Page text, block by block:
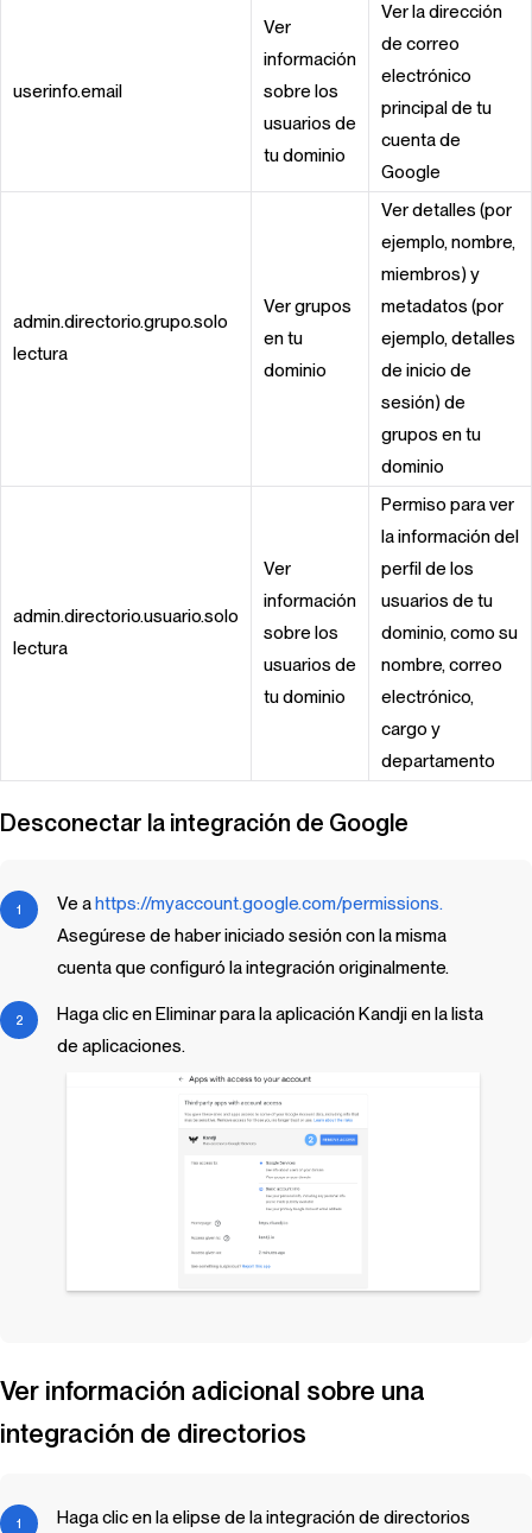
userinfo.email
Ver
información
sobre los
usuarios de
tu dominio
Ver la dirección
de correo
electrónico
principal de tu
cuenta de
Google
admin.directorio.grupo.solo
lectura
Ver grupos
en tu
dominio
Ver detalles (por
ejemplo, nombre,
miembros) y
metadatos (por
ejemplo, detalles
de inicio de
sesión) de
grupos en tu
dominio
admin.directorio.usuario.solo
lectura
Ver
información
sobre los
usuarios de
tu dominio
Permiso para ver
la información del
perfil de los
usuarios de tu
dominio, como su
nombre, correo
electrónico,
cargo y
departamento
Desconectar la integración de Google
Ve ahttps://myaccount.google.com/permissions.
Asegúrese de haber iniciado sesión con la misma
cuenta que configuró la integración originalmente.
Haga clic en Eliminar para la aplicaciónKandjien la lista
de aplicaciones.
Ver información adicional sobre una
integración de directorios
Haga clic en la elipse de la integración de directorios